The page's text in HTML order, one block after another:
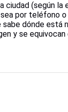
ciudad (según la
por teléfono
sabe dónde está
y se